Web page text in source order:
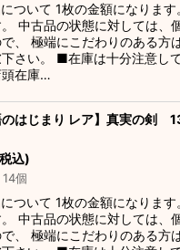
ついて 1枚の金額になります
。 中古品の状態に対しては、
で、 極端にこだわりのある方
下さい。 ■在庫は十分注意し
在庫…
のはじまり レア】真実の剣
込)
個
ついて 1枚の金額になります
。 中古品の状態に対しては、
で、 極端にこだわりのある方